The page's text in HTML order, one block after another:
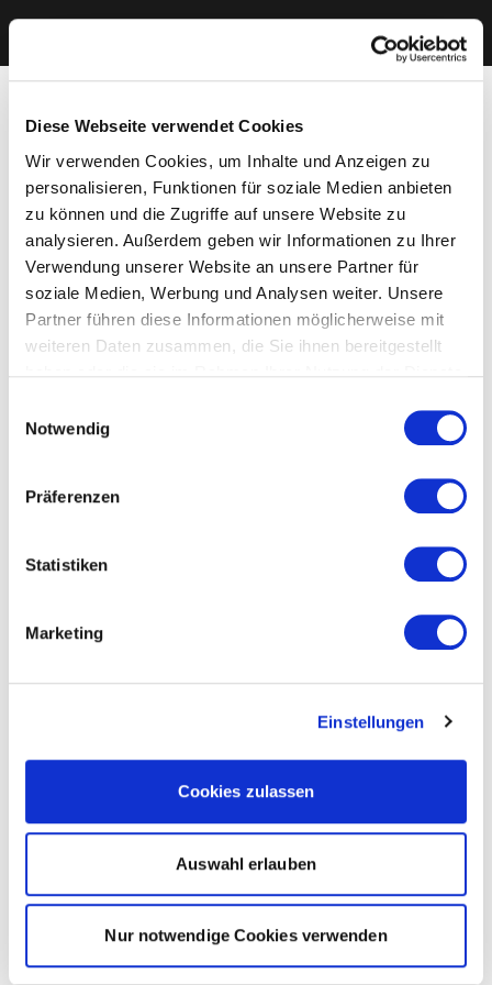
Diese Webseite verwendet Cookies
Wir verwenden Cookies, um Inhalte und Anzeigen zu
personalisieren, Funktionen für soziale Medien anbieten
zu können und die Zugriffe auf unsere Website zu
analysieren. Außerdem geben wir Informationen zu Ihrer
Verwendung unserer Website an unsere Partner für
soziale Medien, Werbung und Analysen weiter. Unsere
Partner führen diese Informationen möglicherweise mit
weiteren Daten zusammen, die Sie ihnen bereitgestellt
Cookies, wenn Sie unsere Webseite weiterhin nutzen.
Notwendig
Präferenzen
Statistiken
Marketing
Einstellungen
Cookies zulassen
Auswahl erlauben
Nur notwendige Cookies verwenden